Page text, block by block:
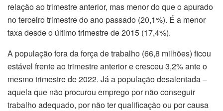
relação ao trimestre anterior, mas menor do que o apurado
no terceiro trimestre do ano passado (20,1%). É a menor
taxa desde o último trimestre de 2015 (17,4%).
A população fora da força de trabalho (66,8 milhões) ficou
estável frente ao trimestre anterior e cresceu 3,2% ante o
mesmo trimestre de 2022. Já a população desalentada –
aquela que não procurou emprego por não conseguir
trabalho adequado, por não ter qualificação ou por causa